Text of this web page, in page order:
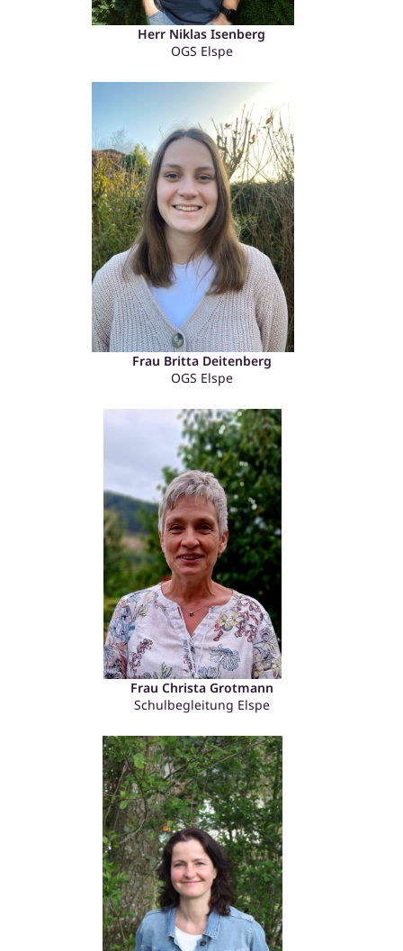
Herr Niklas Isenberg
OGS Elspe
Frau Britta Deitenberg
OGS Elspe
Frau Christa Grotmann
Schulbegleitung Elspe